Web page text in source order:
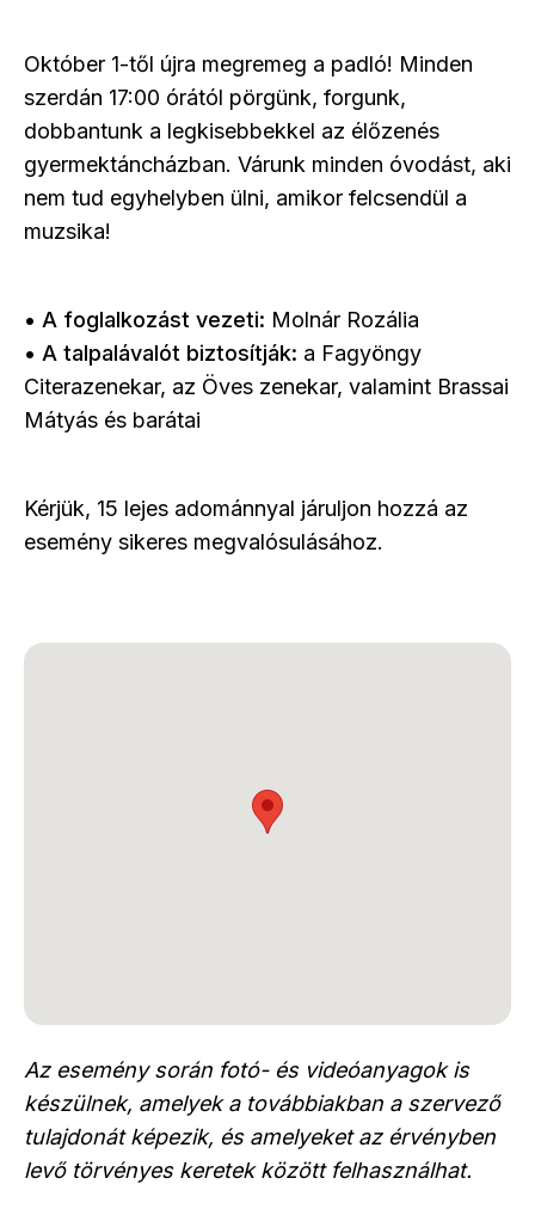
Október 1-től újra megremeg a padló! Minden
szerdán 17:00 órától pörgünk, forgunk,
dobbantunk a legkisebbekkel az élőzenés
gyermektáncházban. Várunk minden óvodást, aki
nem tud egyhelyben ülni, amikor felcsendül a
muzsika!
• A foglalkozást vezeti: Molnár Rozália
• A talpalávalót biztosítják: a Fagyöngy
Citerazenekar, az Öves zenekar, valamint Brassai
Mátyás és barátai
Kérjük, 15 lejes adománnyal járuljon hozzá az
esemény sikeres megvalósulásához.
Az esemény során fotó- és videóanyagok is
készülnek, amelyek a továbbiakban a szervező
tulajdonát képezik, és amelyeket az érvényben
levő törvényes keretek között felhasználhat.